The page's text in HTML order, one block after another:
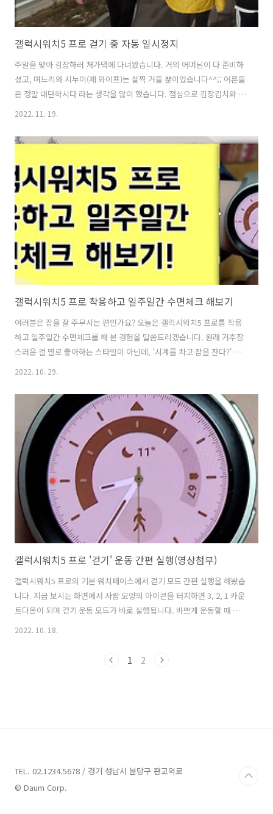
갤럭시워치5 프로 걷기 중 자동 일시정지
주말을 맞아 김장하러 처가댁에 다녀왔습니다. 거의 어머님이 다 준비하
셨고, 며느리와 시누이(제 와이프)는 살짝 거들 뿐이었습니다^^;; 어른들
은 정말 대단하시다 라는 생각을 많이 했습니다. 점심으로 김장김치와 수
육에 굴 삼합으로 포식을 했는데요. 이 맛에 김장이 큰 이벤트죠. 모처럼
들은 집에 두고 초5인 막내만 데려갔었기 때문에 점심만 먹고 돌아와야
돌려야 했습니다. 그리고 저녁에 건강을 위해 온 식구들이 집 앞 산책길
에 운동을 다녀왔습니다. 이럴 때 당연히 갤럭시 워치 5 프로로 운동 측정
을 시작해야죠^^ 물론 운동 모드를 실행시키지 않아도 어느 정도 지나
면..
2022. 11. 19.
갤럭시워치5 프로 착용하고 일주일간 수면체크 해보기
여러분은 잠을 잘 주무시는 편인가요? 오늘은 갤럭시워치5 프로를 착용
하고 일주일간 수면체크를 해 본 경험을 말씀드리겠습니다. 원래 거추장
스러운 걸 별로 좋아하는 스타일이 아닌데, '시계를 차고 잠을 잔다?' 새
로 장만한 스마트워치가 얼마나 좋았으면 그러겠습니까?^^ 처음엔 시계
되지 않나...라고 생각해서 갤럭시워치5 프로로 구매했었습니다.
https://jban.co.kr/entry/%EC%B5%9C%EC%8B%A0-
%EC%8A%A4%EB%A7%88%ED%8A%B8%EC%9B%8C%EC%B9%98-
%EA%B3%A0%EB%AF%BC-%EB%81%9D-
%EC%86%90%EB%AA%A9-%EC%96%87%EC%9D%80-
%EC%82%AC%..
2022. 10. 29.
갤럭시워치5 프로 '걷기' 운동 간편 실행(영상첨부)
갤럭시워치5 프로의 기본 워치페이스에서 걷기 모드 간편 실행을 해봤습
니다. 지금 보시는 화면에서 사람 모양의 아이콘을 터치하면 3, 2, 1 카운
트다운이 되며 걷기 운동 모드가 바로 실행됩니다. 바쁘게 운동할 때 스
마트워치 설정 만지기가 번거로운데 이렇게 원터치로 운동 모드가 실행
수 있는데 자전거 타기 등 자주 하는 운동을 설정해 두면 좋습니다. 가볍
2022. 10. 18.
1 2
TEL. 02.1234.5678 / 경기 성남시 분당구 판교역로
© Daum Corp.